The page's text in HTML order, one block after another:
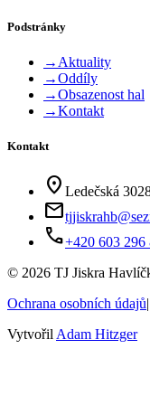
Podstránky
→ Aktuality
→Oddíly
→Obsazenost hal
→Kontakt
Kontakt
location_on Ledečská
mail
phone+420 603 296
© 2026 TJ Jiskra
Ochrana osobních údajů|
Vytvořil Adam Hitzger